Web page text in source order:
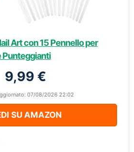
Art con 15 Pennello per
Punteggianti
9,99 €
07/08/2026 22:02
SU AMAZON